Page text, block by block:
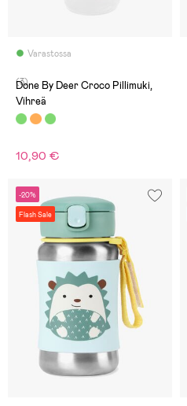
Varastossa
(3)
Done By Deer Croco Pillimuki,
Vihreä
10,90 €
-20%
Flash Sale